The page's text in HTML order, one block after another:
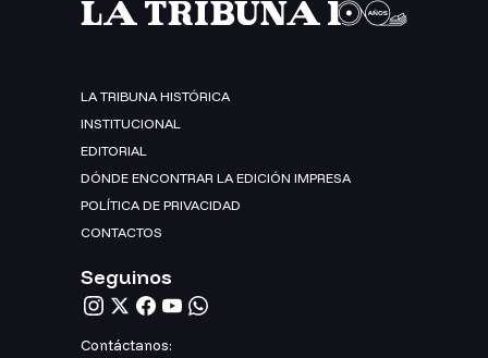
LA TRIBUNA HISTÓRICA
INSTITUCIONAL
EDITORIAL
DÓNDE ENCONTRAR LA EDICIÓN IMPRESA
POLÍTICA DE PRIVACIDAD
CONTACTOS
Seguinos
Contáctanos: